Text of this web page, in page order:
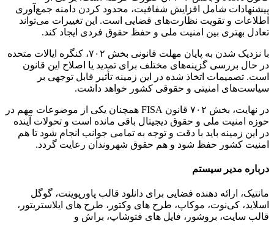
پیشنهادات شامل افزایش شفافیت، محدود کردن دامنه جمع‌آوری
اطلاعات و تقویت نظارت‌های قضایی است. این تغییرات می‌تواند
تعادل بهتری بین امنیت ملی و حفظ حقوق فردی ایجاد کند.
با نزدیک شدن به پایان مهلت قانونی بخش ۷۰۲، کنگره ایالات متحده
در حال بررسی گزینه‌های مختلف برای تمدید یا اصلاح این قانون
است. تصمیمات اتخاذ شده در این زمینه تأثیر قابل توجهی بر
سیاست‌های امنیتی و حقوقی کشور خواهد داشت.
در نهایت، بخش ۷۰۲ قانون FISA همچنان یکی از موضوعات مهم در
حوزه امنیت ملی و حقوق دیجیتال باقی مانده است و تحولات آینده
در این زمینه باید با دقت و توجه به تمامی جوانب انجام شود تا هم
امنیت کشور حفظ شود و هم حقوق شهروندان رعایت گردد.
درباره مدیر سیستم
مانتیک، ارائه دهنده فضایی برای دانلود قالب پاورپوینت، گوگل
اسلاید، کی‌نوت، موکاپ، طرح های وکتور، طرح های ایلاستریتور،
قالب سایت، بروشور، فایل های فتوشاپ، براش و